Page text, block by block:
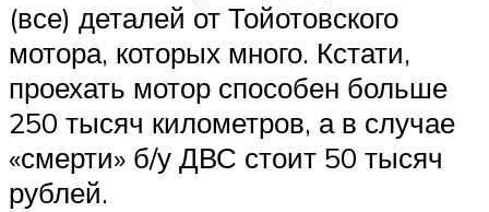
(все) деталей от Тойотовского
мотора, которых много. Кстати,
проехать мотор способен больше
250 тысяч километров, а в случае
«смерти» б/у ДВС стоит 50 тысяч
рублей.